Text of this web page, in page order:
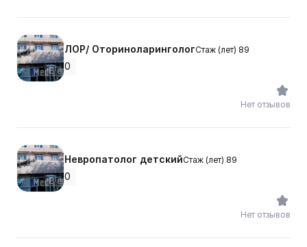
ЛОР/ ОториноларингологСтаж (лет) 89
0
Нет отзывов
Невропатолог детскийСтаж (лет) 89
0
Нет отзывов